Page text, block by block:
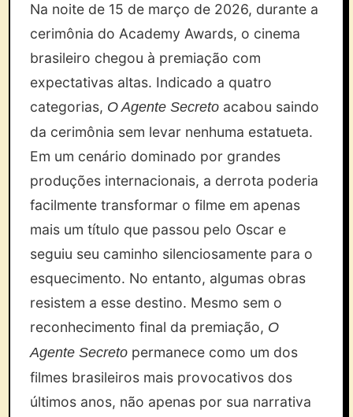
Na noite de 15 de março de 2026, durante a
cerimônia do Academy Awards, o cinema
brasileiro chegou à premiação com
expectativas altas. Indicado a quatro
categorias, O Agente Secreto acabou saindo
da cerimônia sem levar nenhuma estatueta.
Em um cenário dominado por grandes
produções internacionais, a derrota poderia
facilmente transformar o filme em apenas
mais um título que passou pelo Oscar e
seguiu seu caminho silenciosamente para o
esquecimento. No entanto, algumas obras
resistem a esse destino. Mesmo sem o
reconhecimento final da premiação, O
Agente Secreto permanece como um dos
filmes brasileiros mais provocativos dos
últimos anos, não apenas por sua narrativa